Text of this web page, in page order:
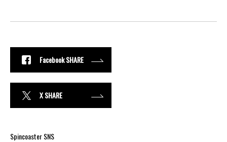
Facebook SHARE
X SHARE
Spincoaster SNS